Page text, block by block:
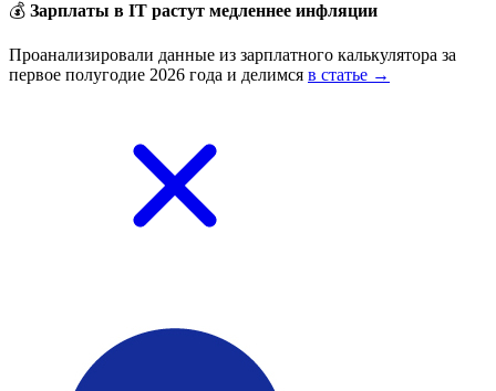
💰 Зарплаты в IT растут медленнее инфляции
Проанализировали данные из зарплатного калькулятора за
первое полугодие 2026 года и делимся в статье →